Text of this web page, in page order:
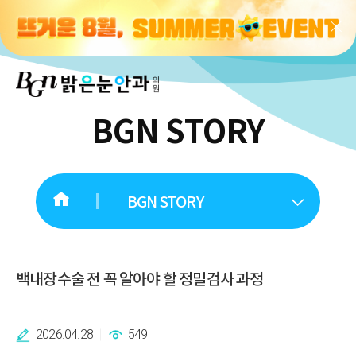
BGN STORY
BGN STORY
백내장수술 전 꼭 알아야 할 정밀검사 과정
2026.04.28 549